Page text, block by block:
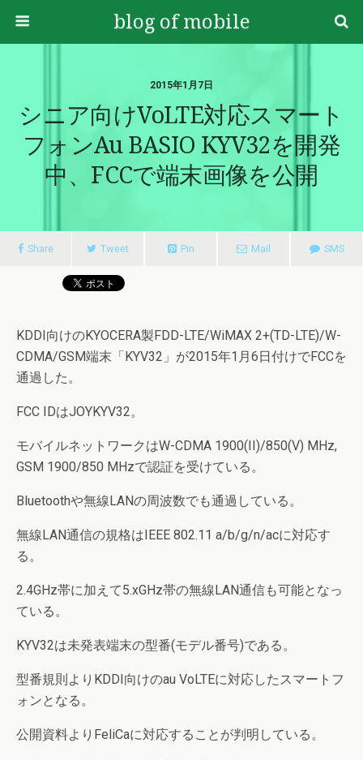
blog of mobile
2015年1月7日
シニア向けVoLTE対応スマート
フォンau BASIO KYV32を開発
中、FCCで端末画像を公開
Share Tweet Pin Mail SMS
KDDI向けのKYOCERA製FDD-LTE/WiMAX 2+(TD-LTE)/W-
CDMA/GSM端末「KYV32」が2015年1月6日付けでFCCを
通過した。
FCC IDはJOYKYV32。
モバイルネットワークはW-CDMA 1900(II)/850(V) MHz,
GSM 1900/850 MHzで認証を受けている。
Bluetoothや無線LANの周波数でも通過している。
無線LAN通信の規格はIEEE 802.11 a/b/g/n/acに対応す
る。
2.4GHz帯に加えて5.xGHz帯の無線LAN通信も可能となっ
ている。
KYV32は未発表端末の型番(モデル番号)である。
型番規則よりKDDI向けのau VoLTEに対応したスマートフ
ォンとなる。
公開資料よりFeliCaに対応することが判明している。